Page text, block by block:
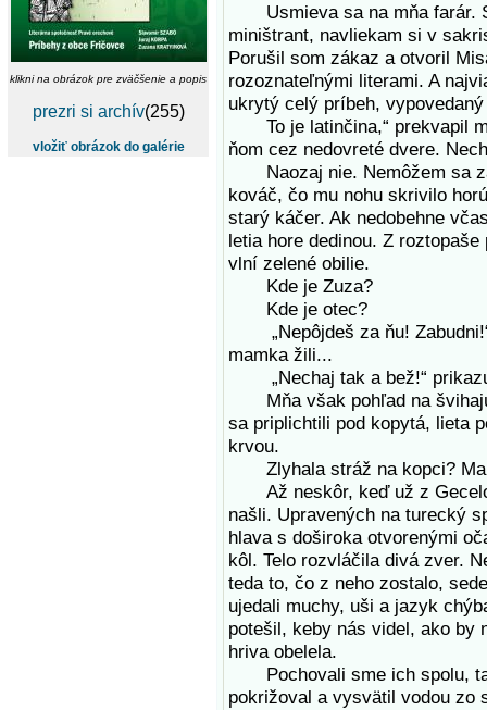
klikni na obrázok pre zväčšenie a popis
prezri si archív(255)
vložiť obrázok do galérie
Usmieva sa na mňa farár.
miništrant, navliekam si v
Porušil som zákaz a otvoril
rozoznateľnými literami. A
ukrytý celý príbeh,
To je latinčina,“ prekvapil
ňom cez nedovreté dvere.
Naozaj nie. Nemôžem sa
kováč, čo mu nohu skrivilo
starý káčer. Ak nedobehne
letia hore dedinou. Z
vlní zelené obilie.
Kde je Zuza?
Kde je otec?
„Nepôjdeš za ňu! Zabudni!“
mamka žili...
„Nechaj tak a bež!“
Mňa však pohľad na
sa priplichtili pod kopytá, lieta
krvou.
Zlyhala stráž na kopci?
Až neskôr, keď už z
našli. Upravených na turecký
hlava s doširoka otvorenými
kôl. Telo rozvláčila divá zver.
teda to, čo z neho zostalo,
ujedali muchy, uši a jazyk
potešil, keby nás videl, ako by
hriva obelela.
Pochovali sme ich spolu,
pokrižoval a vysvätil vodou zo